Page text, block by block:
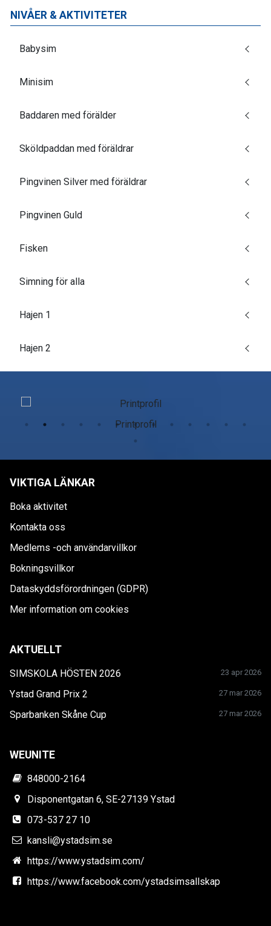
NIVÅER & AKTIVITETER
Babysim
Minisim
Baddaren med förälder
Sköldpaddan med föräldrar
Pingvinen Silver med föräldrar
Pingvinen Guld
Fisken
Simning för alla
Hajen 1
Hajen 2
Printprofil
VIKTIGA LÄNKAR
Boka aktivitet
Kontakta oss
Medlems -och användarvillkor
Bokningsvillkor
Dataskyddsförordningen (GDPR)
Mer information om cookies
AKTUELLT
SIMSKOLA HÖSTEN 2026 23 apr 2026
Ystad Grand Prix 2 27 mar 2026
Sparbanken Skåne Cup 27 mar 2026
WEUNITE
848000-2164
Disponentgatan 6, SE-27139 Ystad
073-537 27 10
kansli@ystadsim.se
https://www.ystadsim.com/
https://www.facebook.com/ystadsimsallskap